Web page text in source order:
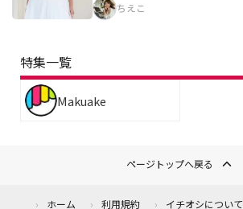
ちえこ
特集一覧
Makuake
ページトップへ戻る
ホーム 利用規約 イチオシについて